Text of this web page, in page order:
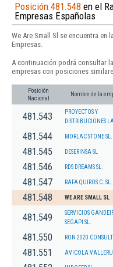
Posición 481.548 en el
Empresas Españolas
We Are Small Sl se encuentra en
Empresas.
A continuación podrá consultar
empresas con posiciones
Posición
Nacional
Nombre de la
481.543
PROYECTOS Y
DISTRIBUCIONES
481.544 MORLAC STONE SL.
481.545 DESERINSA SL
481.546 RDS DREAMS SL.
481.547 RAFA QUIROS C. SL.
481.548 WE ARE SMALL SL
481.549
SERVICIOS
SEGAPI SL.
481.550 RON 2020
481.551 AVICOLA